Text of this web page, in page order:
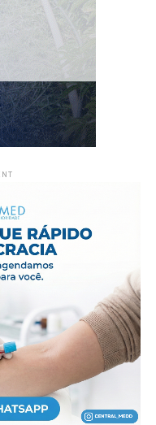
de expansão com o
a marca de R$ 23
esse ritmo e
milhões em 2025, um
US$ 35 milhões
cooperativa tem que
sucesso hoje
consolidado e todos
antigas bandeiras
financeira, o Sebrae
meio de fundos
possuem garantias
alcançou 200 mil
50% dos
Essa estrutura é
formais no
dentro dos
de base.